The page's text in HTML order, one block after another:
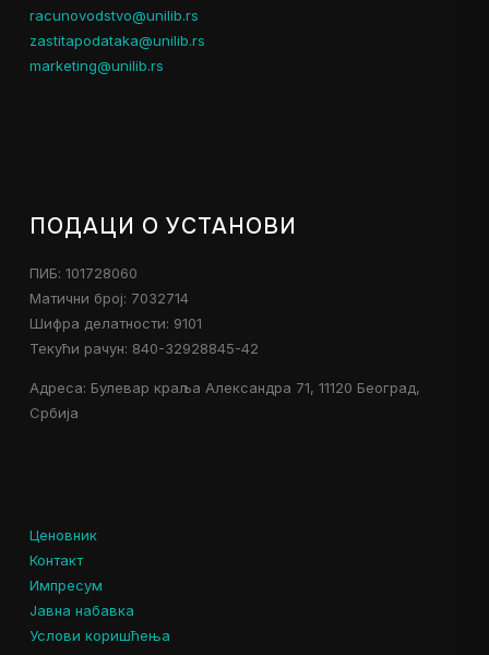
racunovodstvo@unilib.rs
zastitapodataka@unilib.rs
marketing@unilib.rs
ПОДАЦИ О УСТАНОВИ
ПИБ: 101728060
Матични број: 7032714
Шифра делатности: 9101
Текући рачун: 840-32928845-42
Адреса: Булевар краља Александра 71, 11120 Београд,
Србија
Ценовник
Контакт
Импресум
Јавна набавка
Услови коришћења